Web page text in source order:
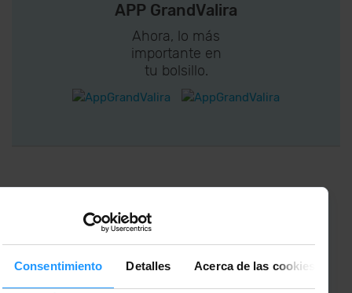
Consentimiento Detalles Acerca de las cookies
APP GrandValira
Ahora, lo más
importante en
tu bolsillo.
GRANDVALIRA!
Síguenos en las Redes Sociales y